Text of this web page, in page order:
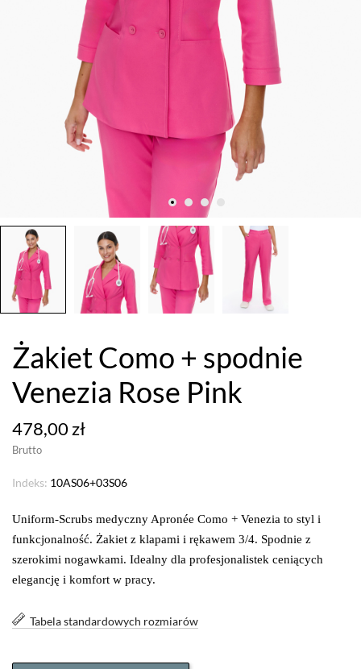
Żakiet Como + spodnie
Venezia Rose Pink
478,00 zł
Brutto
Indeks: 10AS06+03S06
Uniform-Scrubs medyczny Apronée Como + Venezia to styl i
funkcjonalność. Żakiet z klapami i rękawem 3/4. Spodnie z
szerokimi nogawkami. Idealny dla profesjonalistek ceniących
elegancję i komfort w pracy.
Tabela standardowych rozmiarów